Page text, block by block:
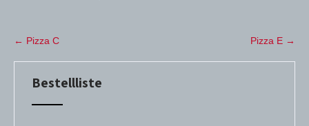
Post
navigation
← Pizza C Pizza E →
Bestellliste